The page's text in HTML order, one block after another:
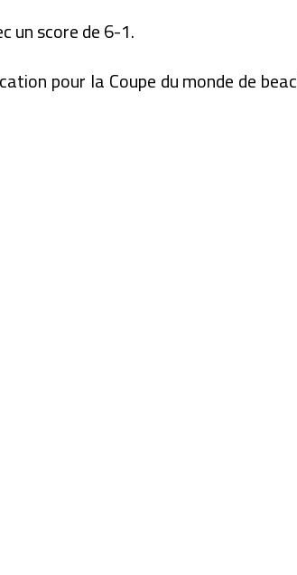
un score de 6-1.
pour la Coupe du monde de